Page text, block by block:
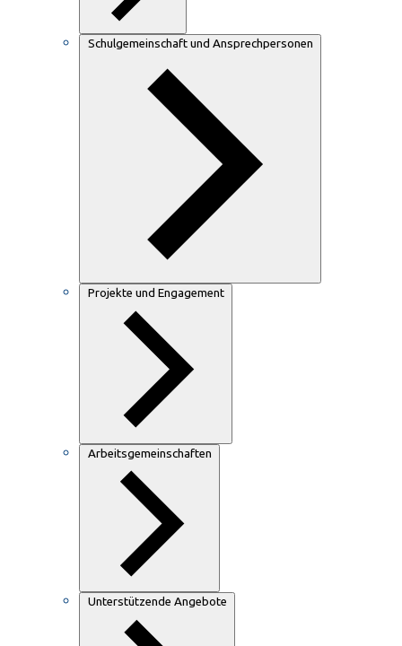
Schulgemeinschaft und Ansprechpersonen
Projekte und Engagement
Arbeitsgemeinschaften
Unterstützende Angebote